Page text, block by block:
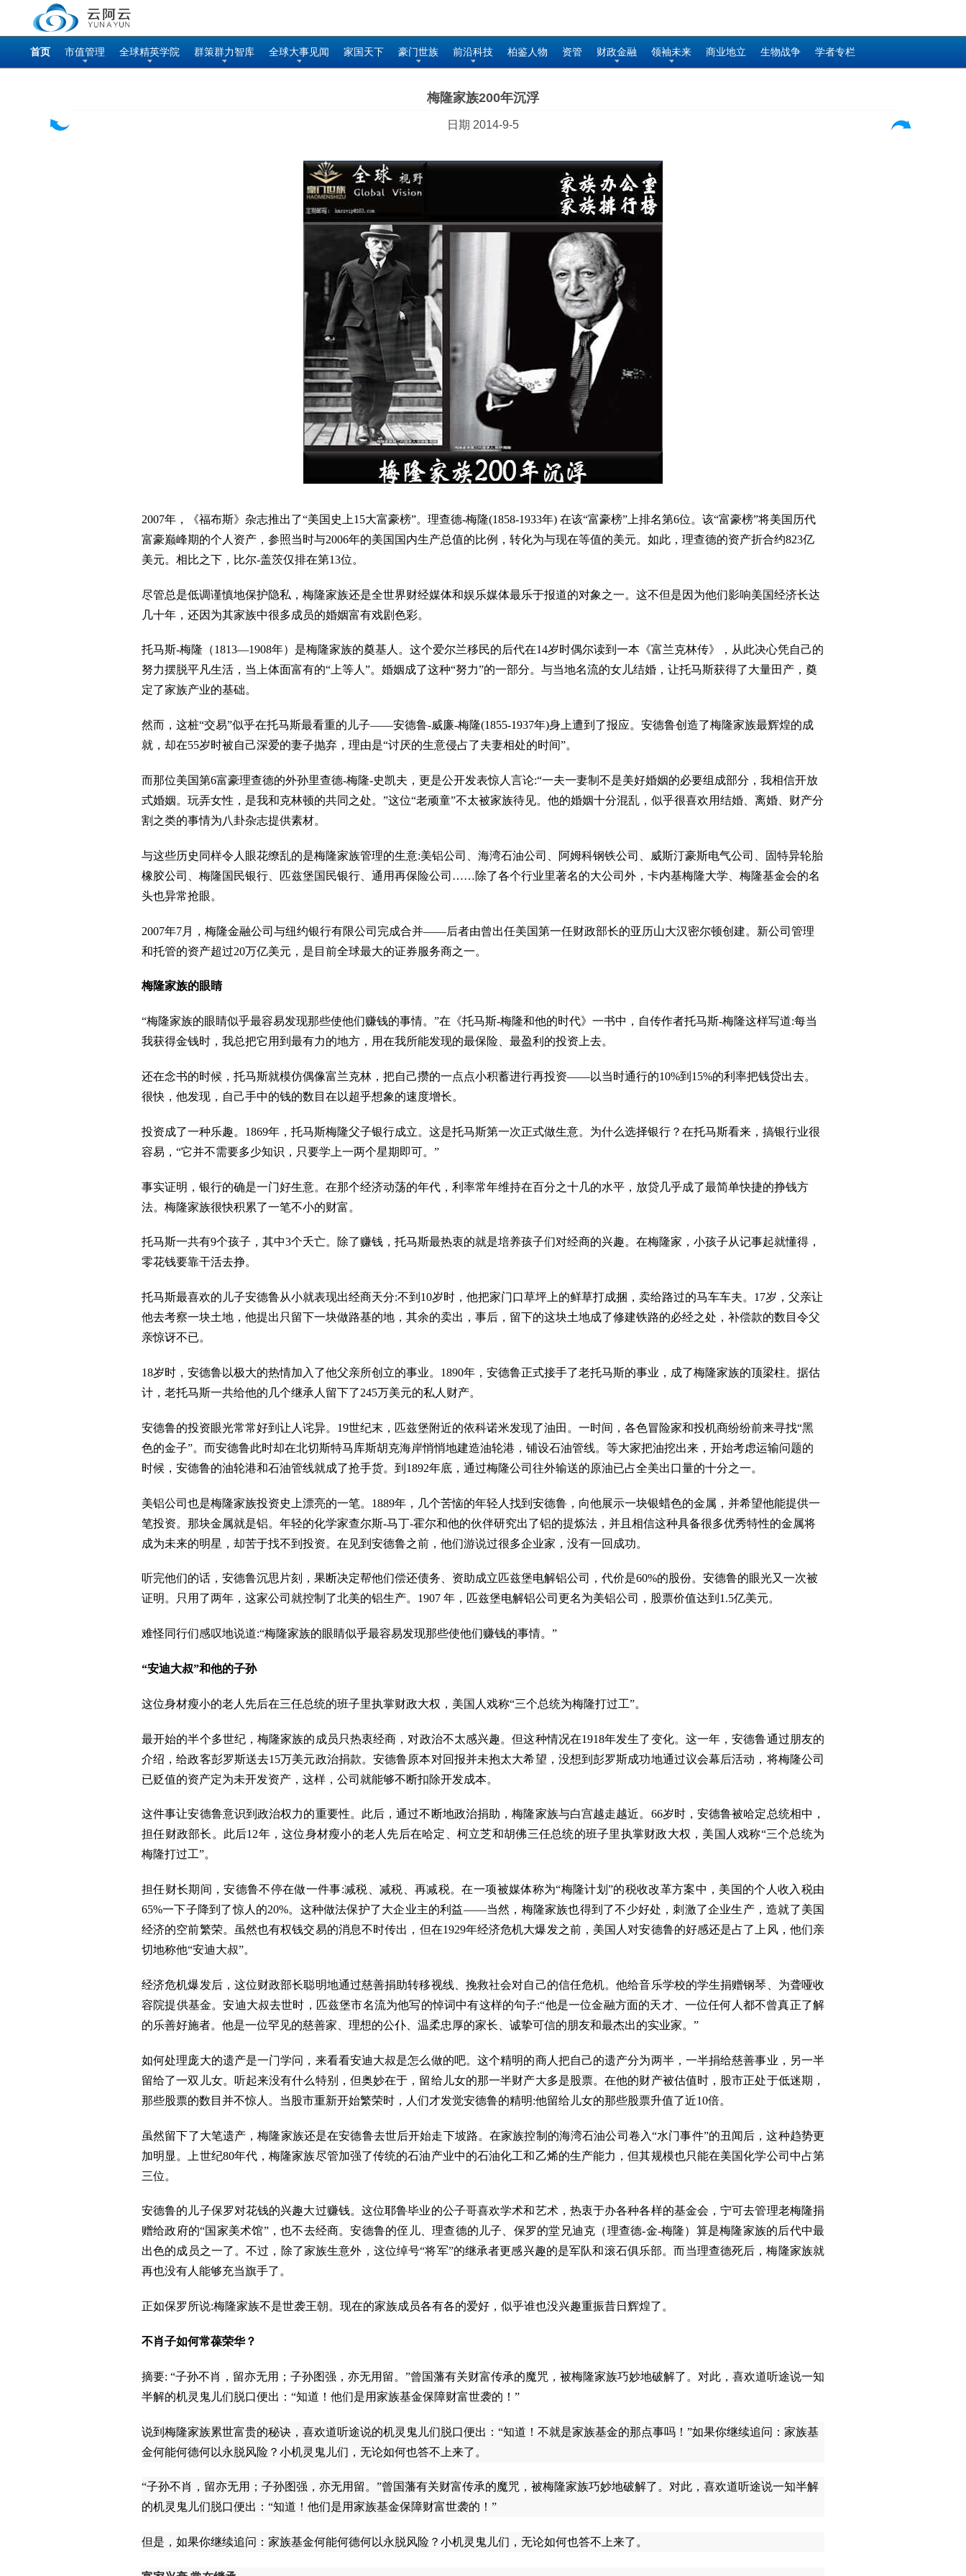
首页 市值管理 全球精英学院 群策群力智库 全球大事见闻 家国天下 豪门世族 前沿科技 柏鉴人物 资管 财政金融 领袖未来 商业地立 生物战争 学者专栏
梅隆家族200年沉浮
日期 2014-9-5
2007年，《福布斯》杂志推出了“美国史上15大富豪榜”。理查德-梅隆(1858-1933年) 在该“富豪榜”上排名第6位。该“富豪榜”将美国历代
富豪巅峰期的个人资产，参照当时与2006年的美国国内生产总值的比例，转化为与现在等值的美元。如此，理查德的资产折合约823亿
美元。相比之下，比尔-盖茨仅排在第13位。
尽管总是低调谨慎地保护隐私，梅隆家族还是全世界财经媒体和娱乐媒体最乐于报道的对象之一。这不但是因为他们影响美国经济长达
几十年，还因为其家族中很多成员的婚姻富有戏剧色彩。
托马斯-梅隆（1813—1908年）是梅隆家族的奠基人。这个爱尔兰移民的后代在14岁时偶尔读到一本《富兰克林传》，从此决心凭自己的
努力摆脱平凡生活，当上体面富有的“上等人”。婚姻成了这种“努力”的一部分。与当地名流的女儿结婚，让托马斯获得了大量田产，奠
定了家族产业的基础。
然而，这桩“交易”似乎在托马斯最看重的儿子——安德鲁-威廉-梅隆(1855-1937年)身上遭到了报应。安德鲁创造了梅隆家族最辉煌的成
就，却在55岁时被自己深爱的妻子抛弃，理由是“讨厌的生意侵占了夫妻相处的时间”。
而那位美国第6富豪理查德的外孙里查德-梅隆-史凯夫，更是公开发表惊人言论:“一夫一妻制不是美好婚姻的必要组成部分，我相信开放
式婚姻。玩弄女性，是我和克林顿的共同之处。”这位“老顽童”不太被家族待见。他的婚姻十分混乱，似乎很喜欢用结婚、离婚、财产分
割之类的事情为八卦杂志提供素材。
与这些历史同样令人眼花缭乱的是梅隆家族管理的生意:美铝公司、海湾石油公司、阿姆科钢铁公司、威斯汀豪斯电气公司、固特异轮胎
橡胶公司、梅隆国民银行、匹兹堡国民银行、通用再保险公司……除了各个行业里著名的大公司外，卡内基梅隆大学、梅隆基金会的名
头也异常抢眼。
2007年7月，梅隆金融公司与纽约银行有限公司完成合并——后者由曾出任美国第一任财政部长的亚历山大汉密尔顿创建。新公司管理
和托管的资产超过20万亿美元，是目前全球最大的证券服务商之一。
梅隆家族的眼睛
“梅隆家族的眼睛似乎最容易发现那些使他们赚钱的事情。”在《托马斯-梅隆和他的时代》一书中，自传作者托马斯-梅隆这样写道:每当
我获得金钱时，我总把它用到最有力的地方，用在我所能发现的最保险、最盈利的投资上去。
还在念书的时候，托马斯就模仿偶像富兰克林，把自己攒的一点点小积蓄进行再投资——以当时通行的10%到15%的利率把钱贷出去。
很快，他发现，自己手中的钱的数目在以超乎想象的速度增长。
投资成了一种乐趣。1869年，托马斯梅隆父子银行成立。这是托马斯第一次正式做生意。为什么选择银行？在托马斯看来，搞银行业很
容易，“它并不需要多少知识，只要学上一两个星期即可。”
事实证明，银行的确是一门好生意。在那个经济动荡的年代，利率常年维持在百分之十几的水平，放贷几乎成了最简单快捷的挣钱方
法。梅隆家族很快积累了一笔不小的财富。
托马斯一共有9个孩子，其中3个夭亡。除了赚钱，托马斯最热衷的就是培养孩子们对经商的兴趣。在梅隆家，小孩子从记事起就懂得，
零花钱要靠干活去挣。
托马斯最喜欢的儿子安德鲁从小就表现出经商天分:不到10岁时，他把家门口草坪上的鲜草打成捆，卖给路过的马车车夫。17岁，父亲让
他去考察一块土地，他提出只留下一块做路基的地，其余的卖出，事后，留下的这块土地成了修建铁路的必经之处，补偿款的数目令父
亲惊讶不已。
18岁时，安德鲁以极大的热情加入了他父亲所创立的事业。1890年，安德鲁正式接手了老托马斯的事业，成了梅隆家族的顶梁柱。据估
计，老托马斯一共给他的几个继承人留下了245万美元的私人财产。
安德鲁的投资眼光常常好到让人诧异。19世纪末，匹兹堡附近的依科诺米发现了油田。一时间，各色冒险家和投机商纷纷前来寻找“黑
色的金子”。而安德鲁此时却在北切斯特马库斯胡克海岸悄悄地建造油轮港，铺设石油管线。等大家把油挖出来，开始考虑运输问题的
时候，安德鲁的油轮港和石油管线就成了抢手货。到1892年底，通过梅隆公司往外输送的原油已占全美出口量的十分之一。
美铝公司也是梅隆家族投资史上漂亮的一笔。1889年，几个苦恼的年轻人找到安德鲁，向他展示一块银蜡色的金属，并希望他能提供一
笔投资。那块金属就是铝。年轻的化学家查尔斯-马丁-霍尔和他的伙伴研究出了铝的提炼法，并且相信这种具备很多优秀特性的金属将
成为未来的明星，却苦于找不到投资。在见到安德鲁之前，他们游说过很多企业家，没有一回成功。
听完他们的话，安德鲁沉思片刻，果断决定帮他们偿还债务、资助成立匹兹堡电解铝公司，代价是60%的股份。安德鲁的眼光又一次被
证明。只用了两年，这家公司就控制了北美的铝生产。1907 年，匹兹堡电解铝公司更名为美铝公司，股票价值达到1.5亿美元。
难怪同行们感叹地说道:“梅隆家族的眼睛似乎最容易发现那些使他们赚钱的事情。”
“安迪大叔”和他的子孙
这位身材瘦小的老人先后在三任总统的班子里执掌财政大权，美国人戏称“三个总统为梅隆打过工”。
最开始的半个多世纪，梅隆家族的成员只热衷经商，对政治不太感兴趣。但这种情况在1918年发生了变化。这一年，安德鲁通过朋友的
介绍，给政客彭罗斯送去15万美元政治捐款。安德鲁原本对回报并未抱太大希望，没想到彭罗斯成功地通过议会幕后活动，将梅隆公司
已贬值的资产定为未开发资产，这样，公司就能够不断扣除开发成本。
这件事让安德鲁意识到政治权力的重要性。此后，通过不断地政治捐助，梅隆家族与白宫越走越近。66岁时，安德鲁被哈定总统相中，
担任财政部长。此后12年，这位身材瘦小的老人先后在哈定、柯立芝和胡佛三任总统的班子里执掌财政大权，美国人戏称“三个总统为
梅隆打过工”。
担任财长期间，安德鲁不停在做一件事:减税、减税、再减税。在一项被媒体称为“梅隆计划”的税收改革方案中，美国的个人收入税由
65%一下子降到了惊人的20%。这种做法保护了大企业主的利益——当然，梅隆家族也得到了不少好处，刺激了企业生产，造就了美国
经济的空前繁荣。虽然也有权钱交易的消息不时传出，但在1929年经济危机大爆发之前，美国人对安德鲁的好感还是占了上风，他们亲
切地称他“安迪大叔”。
经济危机爆发后，这位财政部长聪明地通过慈善捐助转移视线、挽救社会对自己的信任危机。他给音乐学校的学生捐赠钢琴、为聋哑收
容院提供基金。安迪大叔去世时，匹兹堡市名流为他写的悼词中有这样的句子:“他是一位金融方面的天才、一位任何人都不曾真正了解
的乐善好施者。他是一位罕见的慈善家、理想的公仆、温柔忠厚的家长、诚挚可信的朋友和最杰出的实业家。”
如何处理庞大的遗产是一门学问，来看看安迪大叔是怎么做的吧。这个精明的商人把自己的遗产分为两半，一半捐给慈善事业，另一半
留给了一双儿女。听起来没有什么特别，但奥妙在于，留给儿女的那一半财产大多是股票。在他的财产被估值时，股市正处于低迷期，
那些股票的数目并不惊人。当股市重新开始繁荣时，人们才发觉安德鲁的精明:他留给儿女的那些股票升值了近10倍。
虽然留下了大笔遗产，梅隆家族还是在安德鲁去世后开始走下坡路。在家族控制的海湾石油公司卷入“水门事件”的丑闻后，这种趋势更
加明显。上世纪80年代，梅隆家族尽管加强了传统的石油产业中的石油化工和乙烯的生产能力，但其规模也只能在美国化学公司中占第
三位。
安德鲁的儿子保罗对花钱的兴趣大过赚钱。这位耶鲁毕业的公子哥喜欢学术和艺术，热衷于办各种各样的基金会，宁可去管理老梅隆捐
赠给政府的“国家美术馆”，也不去经商。安德鲁的侄儿、理查德的儿子、保罗的堂兄迪克（理查德-金-梅隆）算是梅隆家族的后代中最
出色的成员之一了。不过，除了家族生意外，这位绰号“将军”的继承者更感兴趣的是军队和滚石俱乐部。而当理查德死后，梅隆家族就
再也没有人能够充当旗手了。
正如保罗所说:梅隆家族不是世袭王朝。现在的家族成员各有各的爱好，似乎谁也没兴趣重振昔日辉煌了。
不肖子如何常葆荣华？
摘要: “子孙不肖，留亦无用；子孙图强，亦无用留。”曾国藩有关财富传承的魔咒，被梅隆家族巧妙地破解了。对此，喜欢道听途说一知
半解的机灵鬼儿们脱口便出：“知道！他们是用家族基金保障财富世袭的！”
说到梅隆家族累世富贵的秘诀，喜欢道听途说的机灵鬼儿们脱口便出：“知道！不就是家族基金的那点事吗！”如果你继续追问：家族基
金何能何德何以永脱风险？小机灵鬼儿们，无论如何也答不上来了。
“子孙不肖，留亦无用；子孙图强，亦无用留。”曾国藩有关财富传承的魔咒，被梅隆家族巧妙地破解了。对此，喜欢道听途说一知半解
的机灵鬼儿们脱口便出：“知道！他们是用家族基金保障财富世袭的！”
但是，如果你继续追问：家族基金何能何德何以永脱风险？小机灵鬼儿们，无论如何也答不上来了。